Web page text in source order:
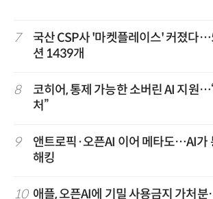
7
국산 CSP사 '마켓플레이스' 커졌다
션 1439개
8
코히어, 통제 가능한 소버린 AI 지원
처”
9
앤트로픽·오픈AI 이어 메타도…AI가
해킹
10 애플, 오픈AI에 기밀 사용금지 가처